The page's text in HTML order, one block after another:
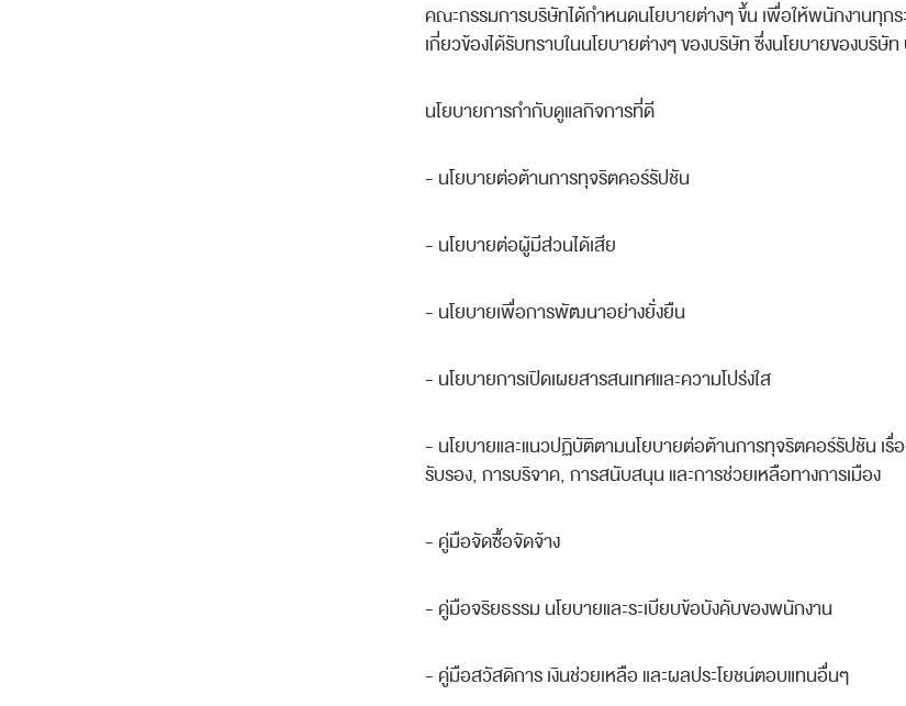
คณะกรรมการบริษัทได้กำหนดนโยบายต่างๆ ขึ้น เพื่อให้พนักงานทุ
เกี่ยวข้องได้รับทราบในนโยบายต่างๆ ของบริษัท ซึ่งนโยบายของบริษั
นโยบายการกำกับดูแลกิจการที่ดี
- นโยบายต่อต้านการทุจริตคอร์รัปชัน
- นโยบายต่อผู้มีส่วนได้เสีย
- นโยบายเพื่อการพัฒนาอย่างยั่งยืน
- นโยบายการเปิดเผยสารสนเทศและความโปร่งใส
- นโยบายและแนวปฏิบัติตามนโยบายต่อต้านการทุจริตคอร์รัปชัน เรื่
รับรอง,การบริจาค,การสนับสนุน และการช่วยเหลือทางการเมือง
- คู่มือจัดซื้อจัดจ้าง
- คู่มือจริยธรรม นโยบายและระเบียบข้อบังคับของพนักงาน
- คู่มือสวัสดิการ เงินช่วยเหลือ และผลประโยชน์ตอบแทนอื่นๆ